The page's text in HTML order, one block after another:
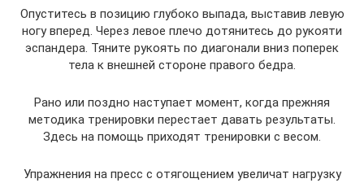
Опуститесь в позицию глубоко выпада, выставив левую
ногу вперед. Через левое плечо дотянитесь до рукояти
эспандера. Тяните рукоять по диагонали вниз поперек
тела к внешней стороне правого бедра.
Рано или поздно наступает момент, когда прежняя
методика тренировки перестает давать результаты.
Здесь на помощь приходят тренировки с весом.
Упражнения на пресс с отягощением увеличат нагрузку